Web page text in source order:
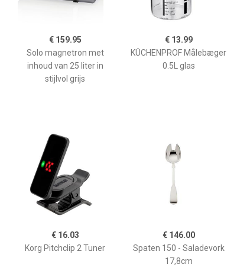
€ 159.95
Solo magnetron met
inhoud van 25 liter in
stijlvol grijs
€ 13.99
KÜCHENPROF Målebæger
0.5L glas
€ 16.03
Korg Pitchclip 2 Tuner
€ 146.00
Spaten 150 - Saladevork
17,8cm